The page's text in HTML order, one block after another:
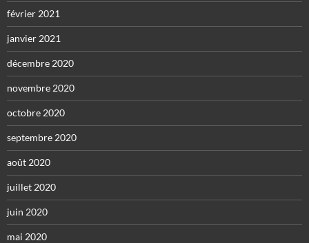
février 2021
janvier 2021
décembre 2020
novembre 2020
octobre 2020
septembre 2020
août 2020
juillet 2020
juin 2020
mai 2020